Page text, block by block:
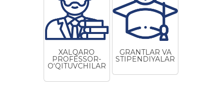
XALQARO
PROFESSOR-
O‘QITUVCHILAR
GRANTLAR VA
STIPENDIYALAR